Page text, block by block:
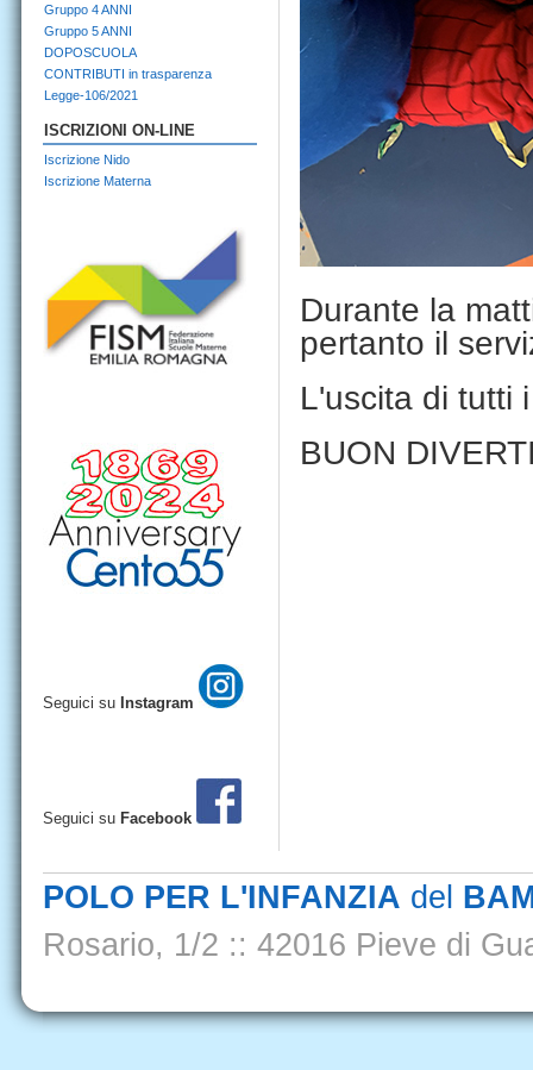
Durante la
pertanto il
L'uscita di tutti
BUON
Gruppo 4 ANNI
Gruppo 5 ANNI
DOPOSCUOLA
CONTRIBUTI in trasparenza
Legge-106/2021
ISCRIZIONI ON-LINE
Iscrizione Nido
Iscrizione Materna
Seguici su Instagram
Seguici su Facebook
POLO PER L'INFANZIA del
Rosario, 1/2 :: 42016 Pieve di